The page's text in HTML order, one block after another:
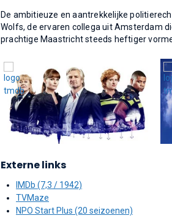
De ambitieuze en aantrekkelijke
Wolfs, de ervaren collega uit Amsterdam
prachtige Maastricht steeds heftiger
Externe links
IMDb (7,3 / 1942)
TVMaze
NPO Start Plus (20 seizoenen)